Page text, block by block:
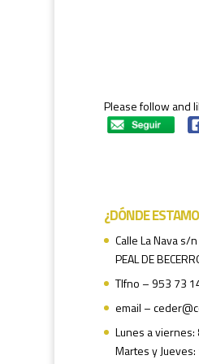
Please follow and
¿DÓNDE
Calle La Nava s/n
PEAL DE
Tlfno – 953 73
email –
Lunes a viernes:
Martes y